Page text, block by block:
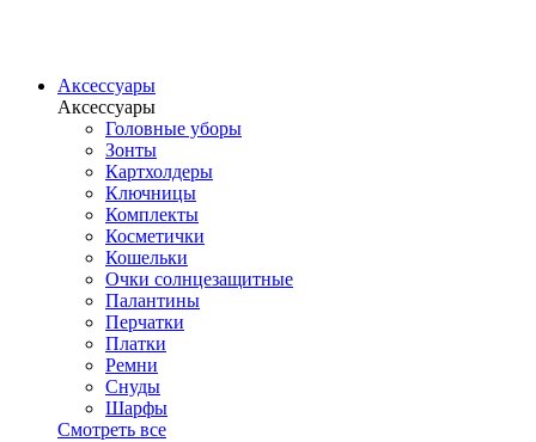
Аксессуары
Аксессуары
Головные уборы
Зонты
Картхолдеры
Ключницы
Комплекты
Косметички
Кошельки
Очки солнцезащитные
Палантины
Перчатки
Платки
Ремни
Снуды
Шарфы
Смотреть все